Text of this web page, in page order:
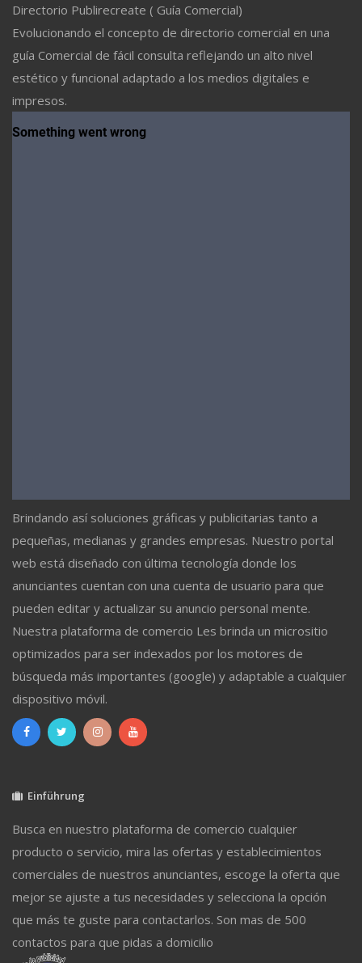
Directorio Publirecreate ( Guía Comercial)
Evolucionando el concepto de directorio comercial en una
guía Comercial de fácil consulta reflejando un alto nivel
estético y funcional adaptado a los medios digitales e
impresos.
Brindando así soluciones gráficas y publicitarias tanto a
pequeñas, medianas y grandes empresas. Nuestro portal
web está diseñado con última tecnología donde los
anunciantes cuentan con una cuenta de usuario para que
pueden editar y actualizar su anuncio personal mente.
Nuestra plataforma de comercio Les brinda un micrositio
optimizados para ser indexados por los motores de
búsqueda más importantes (google) y adaptable a cualquier
dispositivo móvil.
Einführung
Busca en nuestro plataforma de comercio cualquier
producto o servicio, mira las ofertas y establecimientos
comerciales de nuestros anunciantes, escoge la oferta que
mejor se ajuste a tus necesidades y selecciona la opción
que más te guste para contactarlos. Son mas de 500
contactos para que pidas a domicilio